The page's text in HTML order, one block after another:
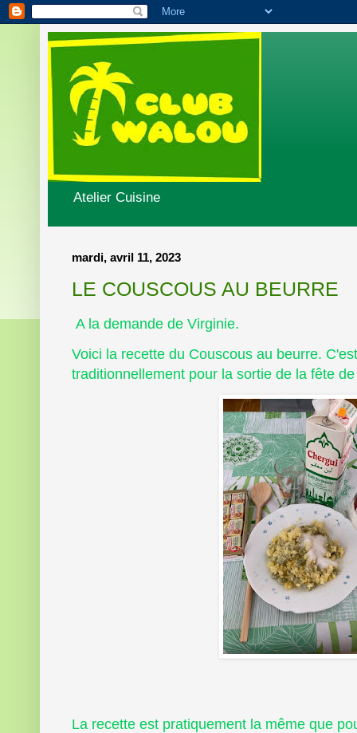
Atelier Cuisine
mardi, avril 11, 2023
LE COUSCOUS AU BEURRE
A la demande de Virginie.
Voici la recette du Couscous au beurre.
traditionnellement pour la sortie de la fête
La recette est pratiquement la même que